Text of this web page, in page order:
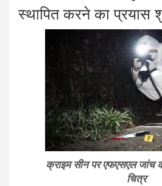
स्थापित करने का प्रयास
क्राइम सीन पर एफएसएल जांच
चित्र